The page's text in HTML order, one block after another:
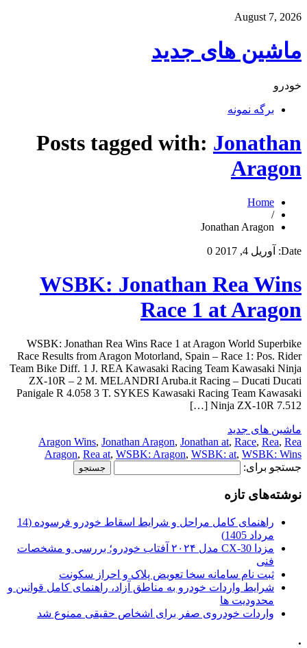
August 7, 2026
ماشین های جدید
خودرو
برگه نمونه
Posts tagged with: Jonathan
Aragon
Home
/
Jonathan Aragon
Date: آوریل 4, 2017 0
WSBK: Jonathan Rea Wins
Race 1 at Aragon
WSBK: Jonathan Rea Wins Race 1 at Aragon World Superbike
Race Results from Aragon Motorland, Spain – Race 1: Pos. Rider
Team Bike Diff. 1 J. REA Kawasaki Racing Team Kawasaki Ninja
ZX-10R – 2 M. MELANDRI Aruba.it Racing – Ducati Ducati
Panigale R 4.058 3 T. SYKES Kawasaki Racing Team Kawasaki
Ninja ZX-10R 7.512 […]
ماشین های جدید
Aragon Wins, Jonathan Aragon, Jonathan at, Race, Rea, Rea
Aragon, Rea at, WSBK: Aragon, WSBK: at, WSBK: Wins
جستجو برای:
نوشته‌های تازه
راهنمای کامل مراحل و شرایط اسقاط خودرو فرسوده (14
مرداد 1405)
مزدا CX-30 مدل ۲۰۲۴ آفتاب خودرو؛ بررسی و مشخصات
فنی
ثبت نام سامانه سخا تعویض پلاک و احراز سکونت
شرایط واردات خودرو به مناطق آزاد، راهنمای کامل قوانین و
محدودیت ها
واردات خودروی صفر برای اشخاص حقیقی ممنوع شد
.